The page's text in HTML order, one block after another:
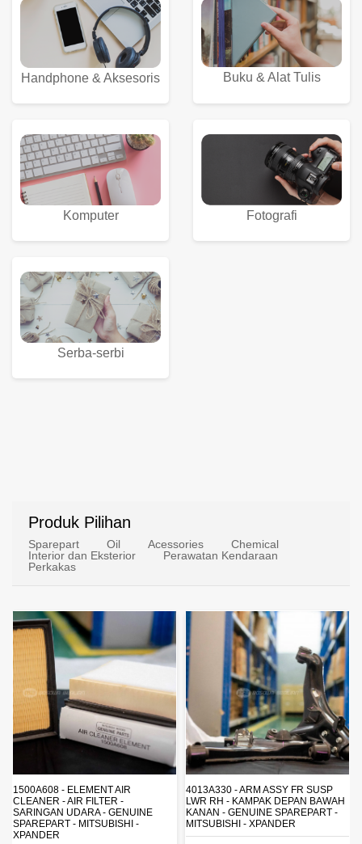
Handphone & Aksesoris Buku & Alat Tulis
Komputer Fotografi
Serba-serbi
Produk Pilihan
Sparepart Oil Acessories
Chemical
Interior dan Eksterior
Perawatan Kendaraan
Perkakas
4013A330 - ARM ASSY FR SUSP
LWR RH - KAMPAK DEPAN BAWAH
KANAN - GENUINE SPAREPART -
MITSUBISHI - XPANDER
4162A413 - SHOCK
SUSP - SUSPENSI
SHOCKBREAKER
GENUINE SPAREPART -
MITSUBISHI - XPANDER